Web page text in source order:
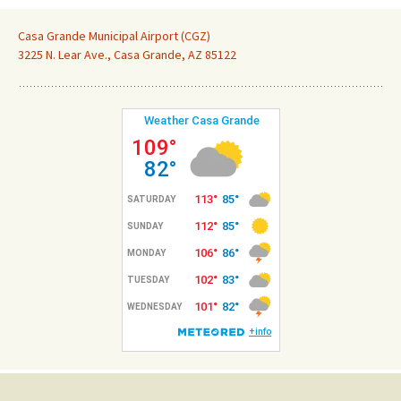
Casa Grande Municipal Airport (CGZ)
3225 N. Lear Ave., Casa Grande, AZ 85122